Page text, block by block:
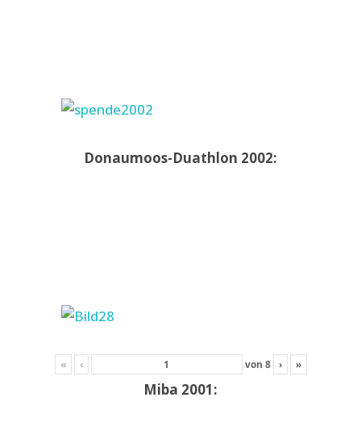
Donaumoos-Duathlon 2002:
« ‹ von 8 › »
Miba 2001: